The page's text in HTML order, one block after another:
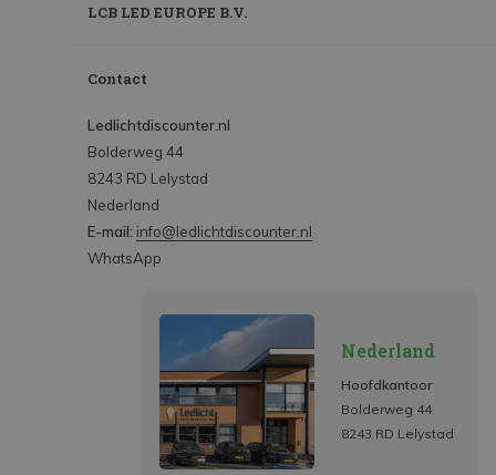
LCB LED EUROPE B.V.
Contact
Ledlichtdiscounter.nl
Bolderweg 44
8243 RD Lelystad
Nederland
E-mail: info@ledlichtdiscounter.nl
WhatsApp
Nederland
Hoofdkantoor
Bolderweg 44
8243 RD Lelystad